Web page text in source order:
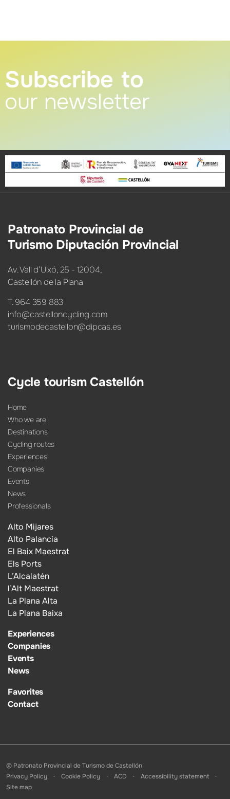
Subscribe to
our newsletter
Patronato Provincial de
Turismo Diputación Provincial
Av. Vall d’Uixó, 25 - 12004,
Castellón de la Plana
T. 964 359 883
info@castelloncycling.com
turismodecastellon@dipcas.es
Cycle tourism Castellón
Home
Who we are
Destinations
Cycling routes
Experiences
Companies
Events
News
Professionals
Alto Mijares
Alto Palancia
El Baix Maestrat
Els Ports
L’Alcalatén
l’Alt Maestrat
La Plana Alta
La Plana Baixa
Experiences
Companies
Events
News
Favorites
Contact
© Patronato Provincial de Turismo de Castellón
Privacy Policy
Cookie Policy ACD
Accessibility statement
Site map